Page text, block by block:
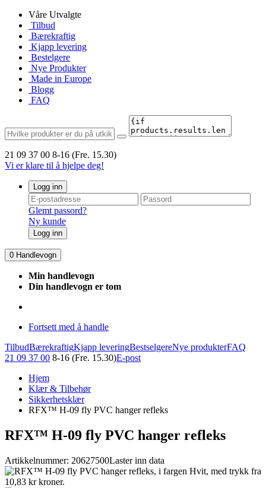
Våre Utvalgte
Tilbud
Bærekraftig
Kjapp levering
Bestelgere
Nye Produkter
Made in Europe
Blogg
FAQ
21 09 37 00 8-16 (Fre. 15.30)
Vi er klare til å hjelpe deg!
Logg inn
Glemt passord?
Ny kunde
Logg inn
0 Handlevogn
Min handlevogn
Din handlevogn er tom
Fortsett med å handle
TilbudBærekraftigKjapp leveringBestselgereNye produkterFAQ
21 09 37 00 8-16 (Fre. 15.30)E-post
Hjem
Klær & Tilbehør
Sikkerhetsklær
RFX™ H-09 fly PVC hanger refleks
RFX™ H-09 fly PVC hanger refleks
Artikkelnummer: 20627500Laster inn data